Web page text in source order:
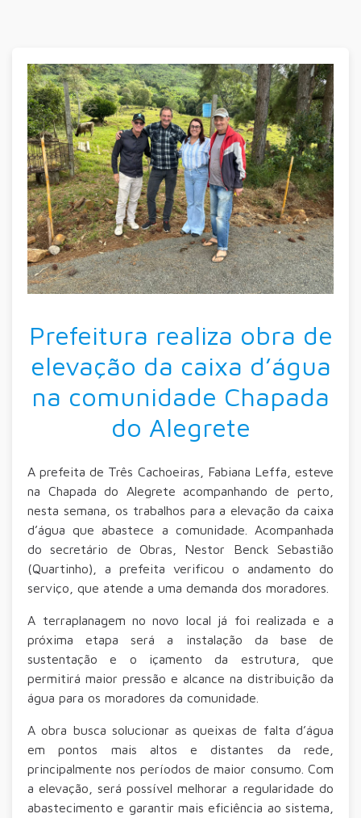
Prefeitura realiza obra de
elevação da caixa d’água
na comunidade Chapada
do Alegrete
A prefeita de Três Cachoeiras, Fabiana Leffa, esteve
na Chapada do Alegrete acompanhando de perto,
nesta semana, os trabalhos para a elevação da caixa
d’água que abastece a comunidade. Acompanhada
do secretário de Obras, Nestor Benck Sebastião
(Quartinho), a prefeita verificou o andamento do
serviço, que atende a uma demanda dos moradores.
A terraplanagem no novo local já foi realizada e a
próxima etapa será a instalação da base de
sustentação e o içamento da estrutura, que
permitirá maior pressão e alcance na distribuição da
água para os moradores da comunidade.
A obra busca solucionar as queixas de falta d’água
em pontos mais altos e distantes da rede,
principalmente nos períodos de maior consumo. Com
a elevação, será possível melhorar a regularidade do
abastecimento e garantir mais eficiência ao sistema,